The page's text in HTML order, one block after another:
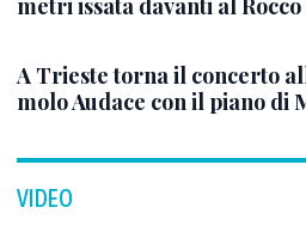
A Trieste torna il concerto
molo Audace con il piano di
VIDEO